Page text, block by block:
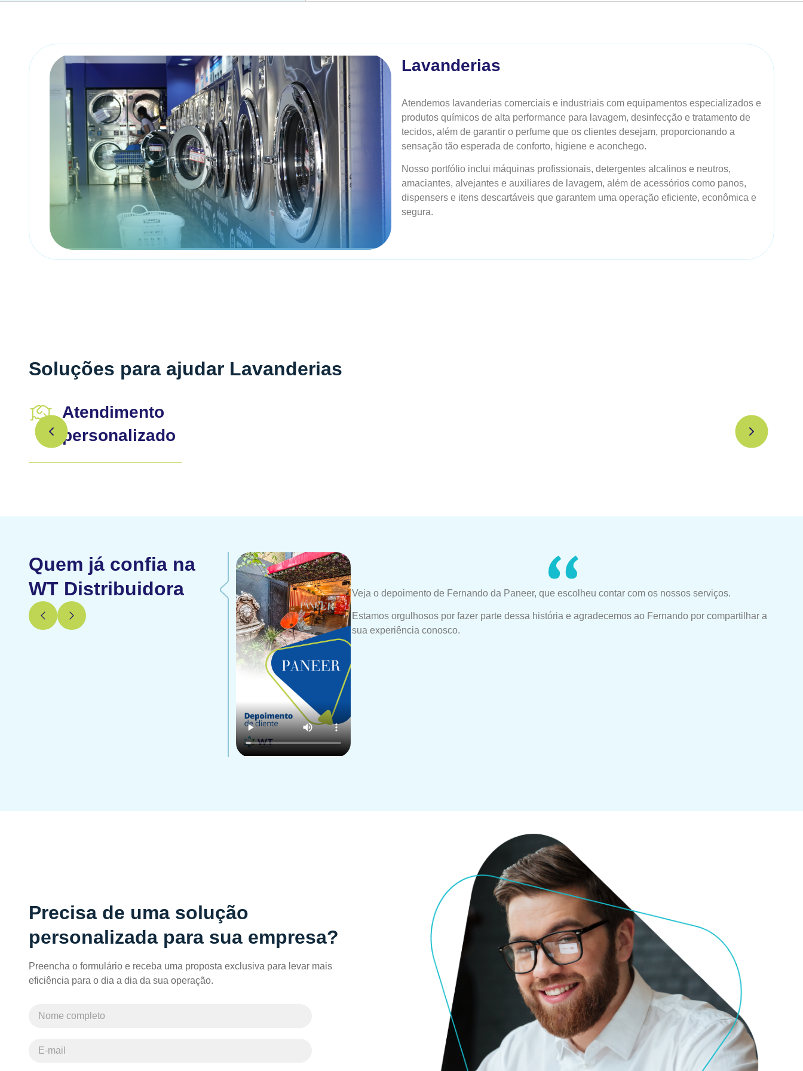
Lavanderias
Atendemos lavanderias comerciais e industriais com equipamentos especializados e
produtos químicos de alta performance para lavagem, desinfecção e tratamento de
tecidos, além de garantir o perfume que os clientes desejam, proporcionando a
sensação tão esperada de conforto, higiene e aconchego.
Nosso portfólio inclui máquinas profissionais, detergentes alcalinos e neutros,
amaciantes, alvejantes e auxiliares de lavagem, além de acessórios como panos,
dispensers e itens descartáveis que garantem uma operação eficiente, econômica e
segura.
Soluções para ajudar Lavanderias
Atendimento
personalizado
Quem já confia na
WT Distribuidora
Veja o depoimento de Fernando da Paneer, que escolheu contar com os nossos serviços.
Estamos orgulhosos por fazer parte dessa história e agradecemos ao Fernando por compartilhar a
sua experiência conosco.
Precisa de uma solução
personalizada para sua empresa?
Preencha o formulário e receba uma proposta exclusiva para levar mais
eficiência para o dia a dia da sua operação.